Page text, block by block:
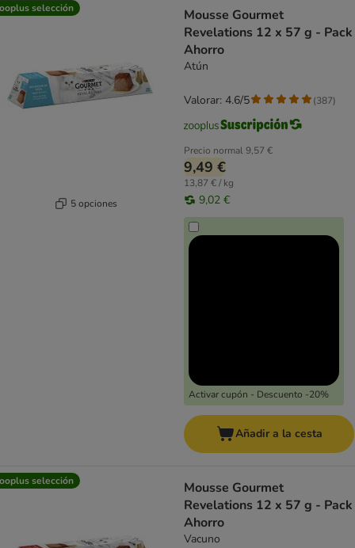
selección
5 opciones
Mousse Gourmet
Revelations 12 x 57 g - Pack
Ahorro
Atún
Precio normal9,57 €
9,49 €
13,87 € / kg
9,02 €
Activar cupón - Descuento -20%
Valorar: 4.6/5 (387)
Añadir a la cesta
selección
Mousse Gourmet
Revelations 12 x 57 g - Pack
Ahorro
Vacuno